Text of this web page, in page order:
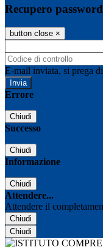
Recupero password
button close ×
E-mail inviata, si prega
Errore
Chiudi
Successo
Chiudi
Informazione
Chiudi
Attendere...
Attendere il
Chiudi
Chiudi